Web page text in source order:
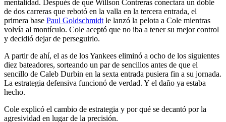
mentalidad. Después de que Willson Contreras conectara un doble
de dos carreras que rebotó en la valla en la tercera entrada, el
primera base Paul Goldschmidtle lanzó la pelota a Cole mientras
volvía al montículo. Cole aceptó que no iba a tener su mejor control
y decidió dejar de perseguirlo.
A partir de ahí, el as de los Yankees eliminó a ocho de los siguientes
diez bateadores, sorteando un par de sencillos antes de que el
sencillo de Caleb Durbin en la sexta entrada pusiera fin a su jornada.
La estrategia defensiva funcionó de verdad. Y el daño ya estaba
hecho.
Cole explicó el cambio de estrategia y por qué se decantó por la
agresividad en lugar de la precisión.